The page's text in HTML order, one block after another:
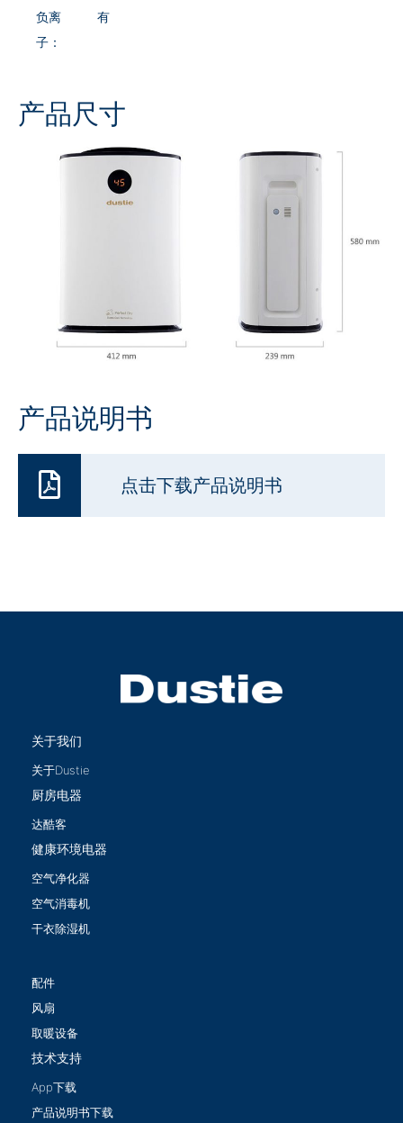
负离
子：
有
产品尺寸
产品说明书
点击下载产品说明书
关于我们
关于Dustie
厨房电器
达酷客
健康环境电器
空气净化器
空气消毒机
干衣除湿机
配件
风扇
取暖设备
技术支持
App下载
产品说明书下载